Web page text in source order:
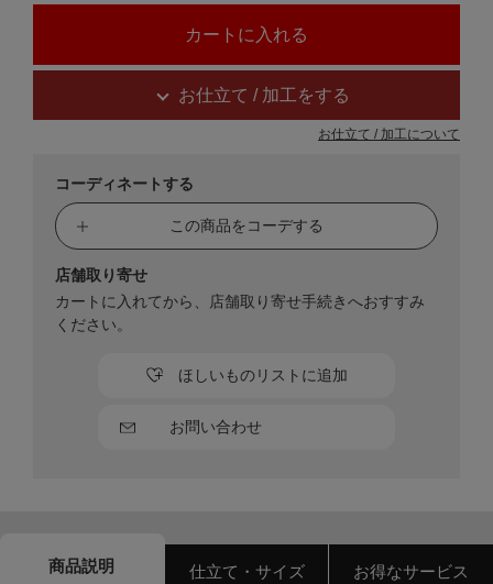
お仕立て / 加工をする
お仕立て / 加工について
コーディネートする
この商品をコーデする
お問い合わせ
ほしいものリストに追加
店舗取り寄せ
カートに入れてから、店舗取り寄せ手続きへおすすみ
ください。
商品説明 仕立て・サイズ お得なサービス